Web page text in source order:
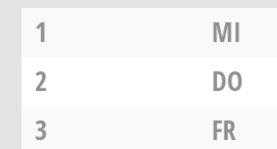
1
MI
2
DO
3
FR